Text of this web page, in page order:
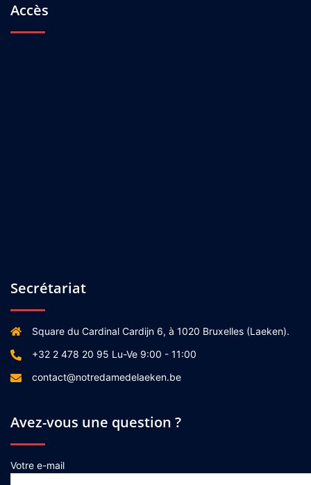
Accès
Secrétariat
Square du Cardinal Cardijn 6, à 1020 Bruxelles (Laeken).
+32 2 478 20 95 Lu-Ve 9:00 - 11:00
contact@notredamedelaeken.be
Avez-vous une question ?
Votre e-mail